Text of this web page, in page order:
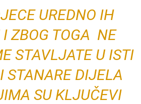
UREDNO IH
ZBOG TOGA NE
STAVLJATE U ISTI
STANARE DIJELA
SU KLJUČEVI